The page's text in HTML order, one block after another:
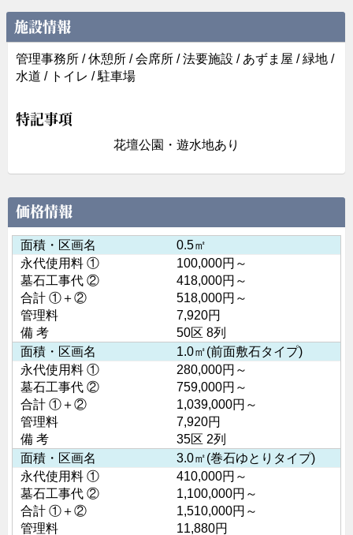
施設情報
管理事務所 / 休憩所 / 会席所 / 法要施設 / あずま屋 / 緑地 /
水道 / トイレ / 駐車場
特記事項
花壇公園・遊水地あり
価格情報
面積・区画名
0.5㎡
永代使用料 ①
100,000円～
墓石工事代 ②
418,000円～
合計 ①＋②
518,000円～
管理料
7,920円
備 考
50区 8列
面積・区画名
1.0㎡(前面敷石タイプ)
永代使用料 ①
280,000円～
墓石工事代 ②
759,000円～
合計 ①＋②
1,039,000円～
管理料
7,920円
備 考
35区 2列
面積・区画名
3.0㎡(巻石ゆとりタイプ)
永代使用料 ①
410,000円～
墓石工事代 ②
1,100,000円～
合計 ①＋②
1,510,000円～
管理料
11,880円